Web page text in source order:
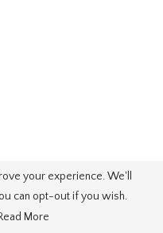
DOON mit Hocker nur
your experience. We'll
can opt-out if you wish.
Read More